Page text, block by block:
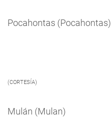
Pocahontas (Pocahontas)
(CORTESÍA)
Mulán (Mulan)